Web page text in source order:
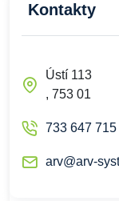
Kontakty
Ústí 113
, 753 01
733 647 715
arv@arv-